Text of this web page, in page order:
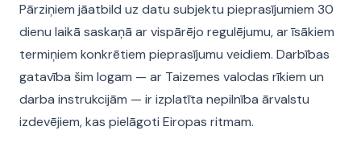
Pārziņiem jāatbild uz datu subjektu pieprasījumiem 30
dienu laikā saskaņā ar vispārējo regulējumu, ar īsākiem
termiņiem konkrētiem pieprasījumu veidiem. Darbības
gatavība šim logam — ar Taizemes valodas rīkiem un
darba instrukcijām — ir izplatīta nepilnība ārvalstu
izdevējiem, kas pielāgoti Eiropas ritmam.